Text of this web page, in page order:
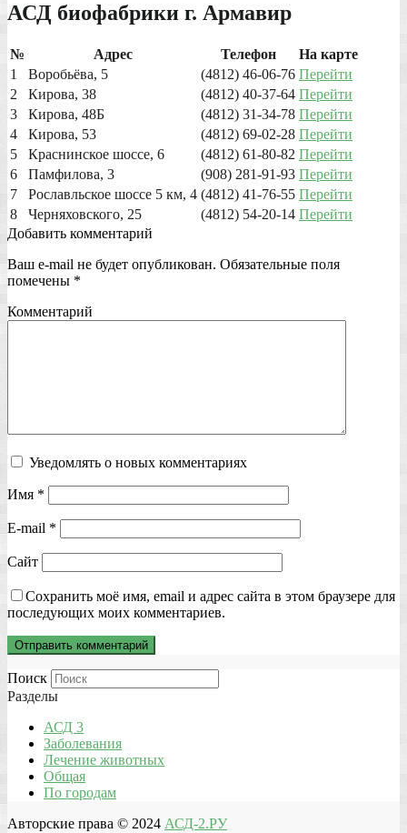
АСД биофабрики г. Армавир
№ Адрес Телефон
На карте
1
Воробьёва, 5 (4812) 46-06-76 Перейти
2
Кирова, 38 (4812) 40-37-64 Перейти
3
Кирова, 48Б (4812) 31-34-78 Перейти
4
Кирова, 53 (4812) 69-02-28 Перейти
5
Краснинское шоссе, 6 (4812) 61-80-82 Перейти
6
Памфилова, 3 (908) 281-91-93 Перейти
7
Рославльское шоссе 5 км, 4 (4812) 41-76-55 Перейти
8
Черняховского, 25 (4812) 54-20-14 Перейти
Добавить комментарий
Ваш e-mail не будет опубликован. Обязательные поля
помечены *
Комментарий
Уведомлять о новых комментариях
Имя *
E-mail *
Сайт
Сохранить моё имя, email и адрес сайта в этом браузере для
последующих моих комментариев.
Поиск
Разделы
АСД 3
Заболевания
Лечение животных
Общая
По городам
Авторские права © 2024 АСД-2.РУ